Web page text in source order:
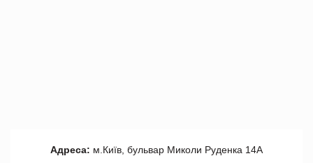
Адреса: м.Київ, бульвар Миколи Руденка 14А